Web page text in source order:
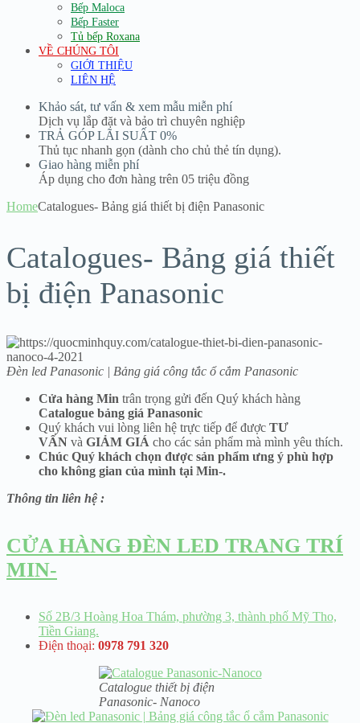
Bếp Maloca
Bếp Faster
Tủ bếp Roxana
VỀ CHÚNG TÔI
GIỚI THIỆU
LIÊN HỆ
Khảo sát, tư vấn & xem mẫu miễn phí
Dịch vụ lắp đặt và bảo trì chuyên nghiệp
TRẢ GÓP LÃI SUẤT 0%
Thủ tục nhanh gọn (dành cho chủ thẻ tín dụng).
Giao hàng miễn phí
Áp dụng cho đơn hàng trên 05 triệu đồng
HomeCatalogues- Bảng giá thiết bị điện Panasonic
Catalogues- Bảng giá thiết
bị điện Panasonic
Đèn led Panasonic | Bảng giá công tắc ổ cắm Panasonic
Cửa hàng Min trân trọng gửi đến Quý khách hàng
Catalogue bảng giá Panasonic
Quý khách vui lòng liên hệ trực tiếp để được TƯ
VẤN và GIẢM GIÁ cho các sản phẩm mà mình yêu thích.
Chúc Quý khách chọn được sản phẩm ưng ý phù hợp
cho không gian của mình tại Min-.
Thông tin liên hệ :
CỬA HÀNG ĐÈN LED TRANG TRÍ
MIN-
Số 2B/3 Hoàng Hoa Thám, phường 3, thành phố Mỹ Tho,
Tiền Giang.
Điện thoại: 0978 791 320
Catalogue thiết bị điện
Panasonic- Nanoco